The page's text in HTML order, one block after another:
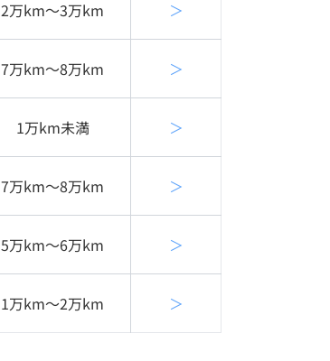
2万km〜3万km ＞
7万km〜8万km ＞
1万km未満 ＞
7万km〜8万km ＞
5万km〜6万km ＞
1万km〜2万km ＞